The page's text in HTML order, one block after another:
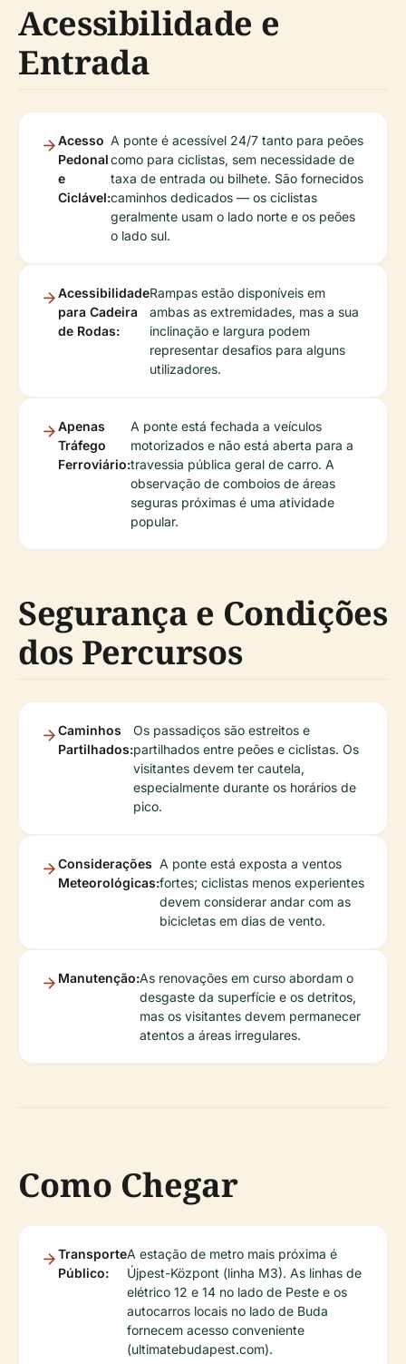
Acessibilidade e
Entrada
Acesso
Pedonal
e
Ciclável:
A ponte é acessível 24/7 tanto para peões
como para ciclistas, sem necessidade de
taxa de entrada ou bilhete. São fornecidos
caminhos dedicados — os ciclistas
geralmente usam o lado norte e os peões
o lado sul.
Acessibilidade
para Cadeira
de Rodas:
Rampas estão disponíveis em
ambas as extremidades, mas a sua
inclinação e largura podem
representar desafios para alguns
utilizadores.
Apenas
Tráfego
Ferroviário:
A ponte está fechada a veículos
motorizados e não está aberta para a
travessia pública geral de carro. A
observação de comboios de áreas
seguras próximas é uma atividade
popular.
Segurança e Condições
dos Percursos
Caminhos
Partilhados:
Os passadiços são estreitos e
partilhados entre peões e ciclistas. Os
visitantes devem ter cautela,
especialmente durante os horários de
pico.
Considerações
Meteorológicas:
A ponte está exposta a ventos
fortes; ciclistas menos experientes
devem considerar andar com as
bicicletas em dias de vento.
Manutenção:As renovações em curso abordam o
desgaste da superfície e os detritos,
mas os visitantes devem permanecer
atentos a áreas irregulares.
Como Chegar
Transporte
Público:
A estação de metro mais próxima é
Újpest-Központ (linha M3). As linhas de
elétrico 12 e 14 no lado de Peste e os
autocarros locais no lado de Buda
fornecem acesso conveniente
(ultimatebudapest.com).